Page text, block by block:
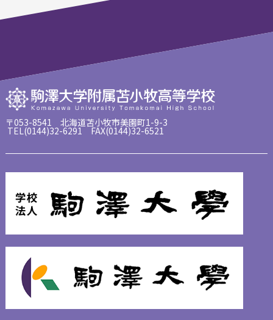
〒053-8541 北海道苫小牧市美園町1-9-3
TEL(0144)32-6291 FAX(0144)32-6521